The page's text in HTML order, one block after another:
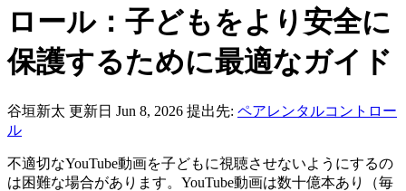
ロール：子どもをより安全に
保護するために最適なガイド
谷垣新太 更新日 Jun 8, 2026 提出先: ペアレンタルコントロー
ル
不適切なYouTube動画を子どもに視聴させないようにするの
は困難な場合があります。YouTube動画は数十億本あり（毎